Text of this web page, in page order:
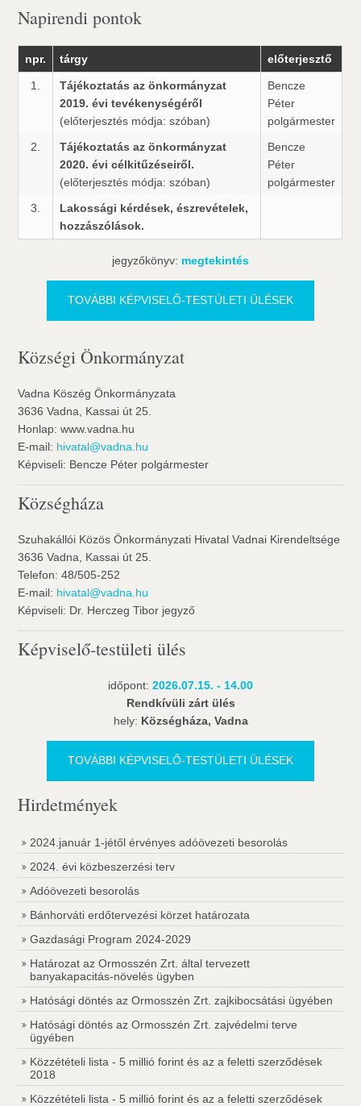
Napirendi pontok
npr. tárgy előterjesztő
1.
Tájékoztatás az önkormányzat
2019. évi tevékenységéről
(előterjesztés módja: szóban)
Bencze
Péter
polgármester
2.
Tájékoztatás az önkormányzat
2020. évi célkitűzéseiről.
(előterjesztés módja: szóban)
Bencze
Péter
polgármester
3.
Lakossági kérdések, észrevételek,
hozzászólások.
jegyzőkönyv: megtekintés
TOVÁBBI KÉPVISELŐ-TESTÜLETI ÜLÉSEK
Községi Önkormányzat
Vadna Köszég Önkormányzata
3636 Vadna, Kassai út 25.
Honlap: www.vadna.hu
E-mail: hivatal@vadna.hu
Képviseli: Bencze Péter polgármester
Községháza
Szuhakállói Közös Önkormányzati Hivatal Vadnai Kirendeltsége
3636 Vadna, Kassai út 25.
Telefon: 48/505-252
E-mail: hivatal@vadna.hu
Képviseli: Dr. Herczeg Tibor jegyző
Képviselő-testületi ülés
időpont: 2026.07.15. - 14.00
Rendkívüli zárt ülés
hely: Községháza, Vadna
TOVÁBBI KÉPVISELŐ-TESTÜLETI ÜLÉSEK
Hirdetmények
2024.január 1-jétől érvényes adóövezeti besorolás
2024. évi közbeszerzési terv
Adóövezeti besorolás
Bánhorváti erdőtervezési körzet határozata
Gazdasági Program 2024-2029
Határozat az Ormosszén Zrt. által tervezett
banyakapacitás-növelés ügyben
Hatósági döntés az Ormosszén Zrt. zajkibocsátási ügyében
Hatósági döntés az Ormosszén Zrt. zajvédelmi terve
ügyében
Közzétételi lista - 5 millió forint és az a feletti szerződések
2018
Közzétételi lista - 5 millió forint és az a feletti szerződések